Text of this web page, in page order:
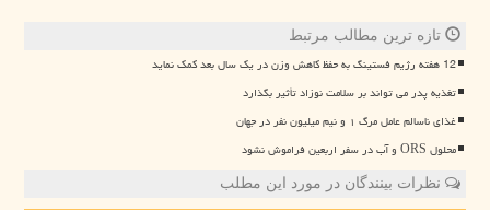
تازه ترین مطالب مرتبط
12 هفته رژیم فستینگ به حفظ کاهش وزن در یک سال بعد کمک نماید
تغذیه پدر می تواند بر سلامت نوزاد تأثیر بگذارد
غذای ناسالم عامل مرگ ۱ و نیم میلیون نفر در جهان
محلول ORS و آب در سفر اربعین فراموش نشود
نظرات بینندگان در مورد این مطلب